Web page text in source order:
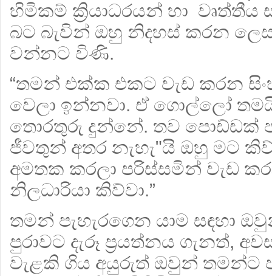
හිමිකම් ක්‍රියාධරයන් හා වෘත්තීය
බට බැවින් ඔහු නිදහස් කරන
වන්නට විණි.
“තමන් එක්ක එකට වැඩ කරන
වෙලා ඉන්නවා. ඒ ගොල්ලෝ තමයි
තොරතුරු දුන්නේ. තව පොඩ්ඩක්
ජීවතුන් අතර නැහැ"යි ඔහු මට
අමතක කරලා පරිස්සමින් වැඩ
නිලධාරියා කිව්වා.”
තමන් පැහැරගෙන යාම සඳහා
පුරාවට දැරූ ප්‍රයත්නය ගැනත්,
වැළකි ගිය අයුරුත් ඔවුන් තමන්ට